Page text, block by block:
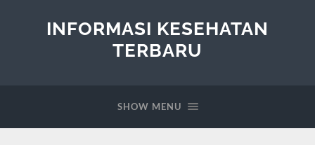
INFORMASI KESEHATAN
TERBARU
SHOW MENU